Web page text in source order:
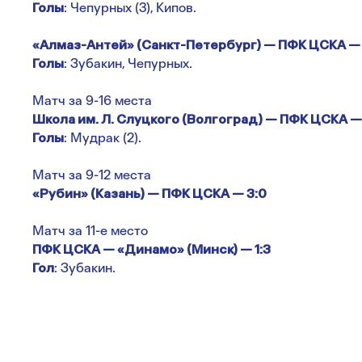
Голы: Чепурных (3), Кипов.
«Алмаз-Антей» (Санкт-Петербург) — ПФК ЦСКА —
Голы: Зубакин, Чепурных.
Матч за 9-16 места
Школа им. Л. Слуцкого (Волгоград) — ПФК ЦСКА —
Голы: Мудрак (2).
Матч за 9-12 места
«Рубин» (Казань) — ПФК ЦСКА — 3:0
Матч за 11-е место
ПФК ЦСКА — «Динамо» (Минск) — 1:3
Гол: Зубакин.